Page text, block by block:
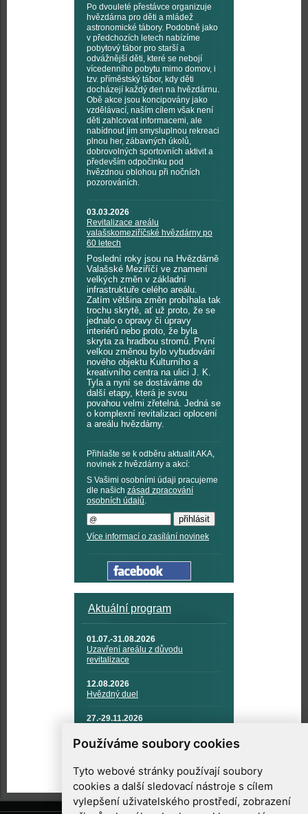
Používáme soubory cookies
Tyto webové stránky používají soubory
cookies a další sledovací nástroje s cílem
vylepšení uživatelského prostředí, zobrazení
Po dvouleté přestávce organizuje
hvězdárna pro děti a mládež
astronomické tábory. Podobně jako
v předchozích letech nabízíme
pobytový tábor pro starší a
odvážnější děti, které se nebojí
vícedenního pobytu mimo domov, i
tzv. příměstský tábor, kdy děti
docházejí každý den na hvězdárnu.
Obě akce jsou koncipovány jako
vzdělávací, naším cílem však není
děti zahlcovat informacemi, ale
nabídnout jim smysluplnou rekreaci
plnou her, zábavných úkolů,
dobrovolných sportovních aktivit a
především odpočinku pod
hvězdnou oblohou při nočních
pozorováních.
03.03.2026
Revitalizace areálu
valašskomeziříčské hvězdárny po
60 letech
Poslední roky jsou na Hvězdárně
Valašské Meziříčí ve znamení
velkých změn v základní
infrastruktuře celého areálu.
Zatím většina změn probíhala tak
trochu skrytě, ať už proto, že se
jednalo o opravy či úpravy
interiérů nebo proto, že byla
skryta za hradbou stromů. První
velkou změnou bylo vybudování
nového objektu Kulturního a
kreativního centra na ulici J. K.
Tyla a nyní se dostáváme do
další etapy, která je svou
povahou velmi zřetelná. Jedná se
o komplexní revitalizaci oplocení
a areálu hvězdárny.
Přihlašte se k odběru aktualit AKA,
novinek z hvězdárny a akcí:
S Vašimi osobními údaji pracujeme
dle našich zásad zpracování
osobních údajů.
Více informací o zasílání novinek
Aktuální program
01.07.-31.08.2026
Uzavření areálu z důvodu
revitalizace
12.08.2026
Hvězdný duel
27.-29.11.2026
TECHNIKA A KOSMICKÉ
TECHNOLOGIE